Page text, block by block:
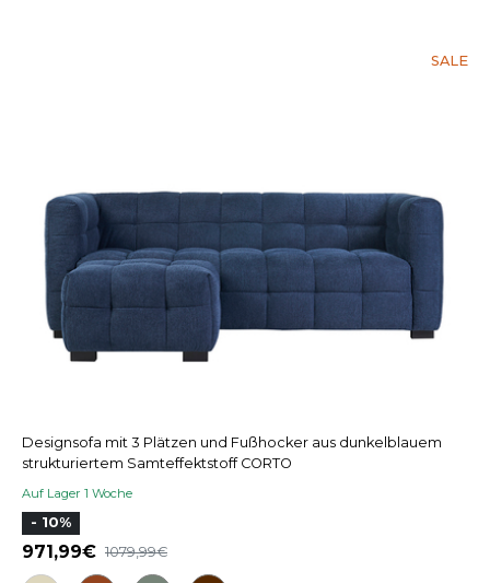
SALE
Designsofa mit 3 Plätzen und Fußhocker aus dunkelblauem
strukturiertem Samteffektstoff CORTO
Auf Lager 1 Woche
- 10%
971,99 1079,99